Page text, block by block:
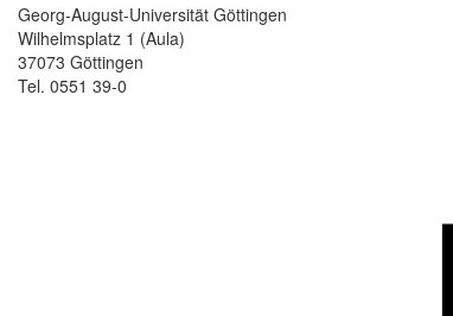
Georg-August-Universität Göttingen
Wilhelmsplatz 1 (Aula)
37073 Göttingen
Tel. 0551 39-0